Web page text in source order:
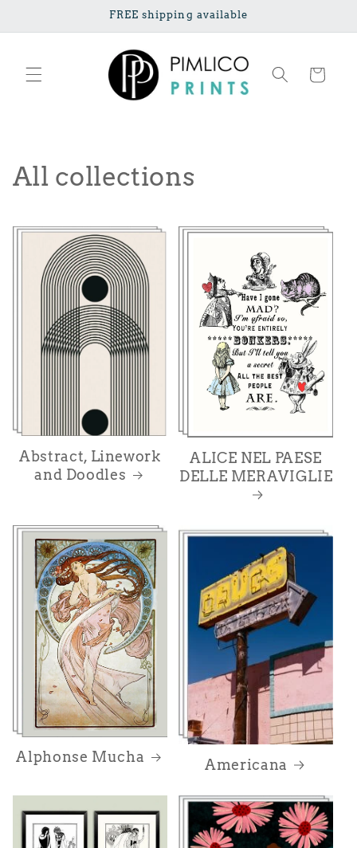
ai contenuti
FREE shipping available
Carrello
All collections
Abstract, Linework
and Doodles
ALICE NEL PAESE
DELLE MERAVIGLIE
Alphonse Mucha Americana